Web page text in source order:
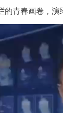
青春画卷，